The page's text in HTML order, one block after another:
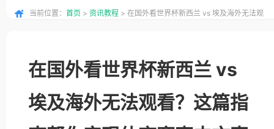
当前位置： 首页 > 资讯教程 > 在国外看世界杯新西兰 vs 埃及海外无法观
在国外看世界杯新西兰 vs
埃及海外无法观看？这篇指